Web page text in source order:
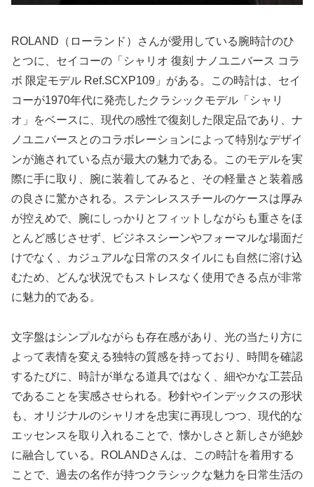
ROLAND（ローランド）さんが愛用している腕時計のひ
とつに、セイコーの「シャリオ 復刻 ナノユニバース コラ
ボ 限定モデル Ref.SCXP109」がある。この時計は、セイ
コーが1970年代に発売したクラシックモデル「シャリ
オ」をベースに、現代の感性で復刻した限定品であり、ナ
ノユニバースとのコラボレーションによって特別なデザイ
ンが施されている点が最大の魅力である。このモデルを実
際に手に取り、腕に装着してみると、その軽量さと装着感
の良さに驚かされる。ステンレススチールのケースは厚み
が控えめで、腕にしっかりとフィットしながらも重さをほ
とんど感じさせず、ビジネスシーンやフォーマルな場面だ
けでなく、カジュアルな日常のスタイルにも自然に溶け込
むため、どんな状況でもストレスなく使用できる点が非常
に魅力的である。
文字盤はシンプルながらも存在感があり、光の当たり方に
よって表情を変える独特の質感を持っており、時間を確認
するたびに、時計が単なる道具ではなく、細やかな工芸品
であることを実感させられる。秒針やインデックスの形状
も、オリジナルのシャリオを忠実に再現しつつ、現代的な
エッセンスを取り入れることで、懐かしさと新しさが絶妙
に融合している。ROLANDさんは、この時計を着用する
ことで、過去の名作が持つクラシックな魅力を日常生活の